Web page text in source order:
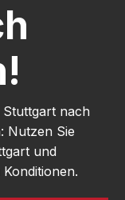
nach
Nutzen Sie
und